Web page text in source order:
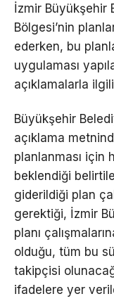
İzmir Büyükşehir
Bölgesi’nin
ederken, bu
uygulaması
açıklamalarla
Büyükşehir
açıklama
planlanması için
beklendiği
giderildiği plan
gerektiği, İzmir
planı
olduğu, tüm bu
takipçisi
ifadelere yer